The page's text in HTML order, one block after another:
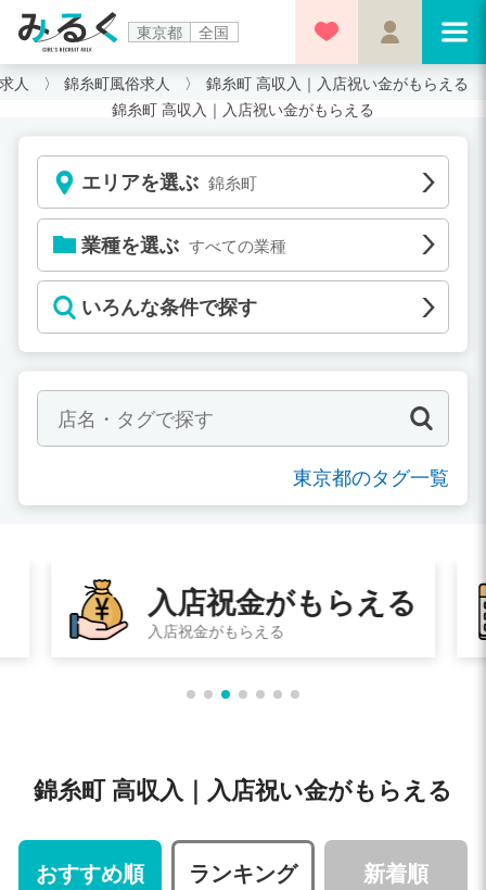
東京都 全国
人 錦糸町風俗求人
錦糸町 高収入｜入店祝い金がもらえる
錦糸町 高収入｜入店祝い金がもらえる
エリアを選ぶ 錦糸町
業種を選ぶ すべての業種
いろんな条件で探す
東京都のタグ一覧
短期プラン
ちょっとだけ働きたい人にピッタリ！
錦糸町 高収入｜入店祝い金がもらえる
おすすめ順 ランキング 新着順